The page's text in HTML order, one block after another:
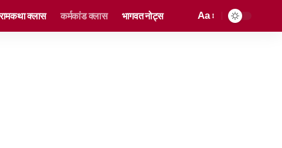
क्लास कर्मकांड क्लास भागवत नोट्स Aa